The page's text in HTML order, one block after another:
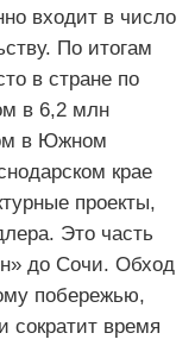
входит в число
По итогам
в стране по
в 6,2 млн
в Южном
крае
проекты,
Это часть
до Сочи. Обход
побережью,
сократит время